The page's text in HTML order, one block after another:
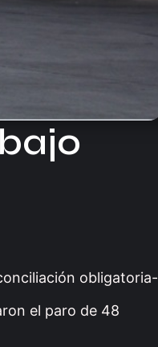
obligatoria-
el paro de 48